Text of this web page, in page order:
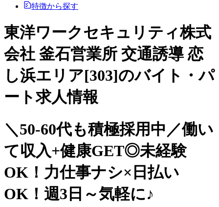
特徴から探す
東洋ワークセキュリティ株式
会社 釜石営業所 交通誘導 恋
し浜エリア[303]のバイト・パ
ート求人情報
＼50-60代も積極採用中／働い
て収入+健康GET◎未経験
OK！力仕事ナシ×日払い
OK！週3日～気軽に♪